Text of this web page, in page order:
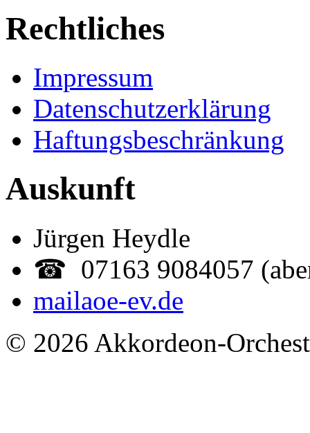
Rechtliches
Impressum
Datenschutzerklärung
Haftungsbeschränkung
Auskunft
Jürgen Heydle
☎ 07163 9084057
mailaoe-ev.de
© 2026 Akkordeon-